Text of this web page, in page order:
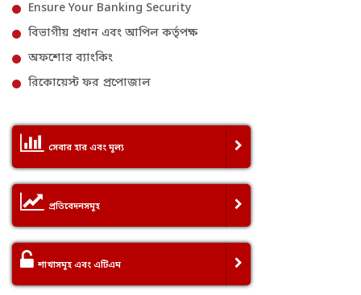
Ensure Your Banking Security
বিভাগীয় প্রধান এবং আপিল কর্তৃপক্ষ
অফশোর ব্যাংকিং
রিকোয়েস্ট ফর প্রপোজাল
সেবার হার এবং মূল্য
প্রতিবেদনসমূহ
শাখাসমূহ এবং এটিএম